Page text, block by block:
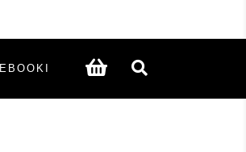
EBOOKI